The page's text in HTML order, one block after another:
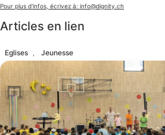
Pour plus d'infos, écrivez à: info@dignity.ch
Articles en lien
Eglises , Jeunesse